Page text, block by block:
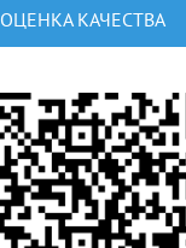
ОЦЕНКА КАЧЕСТВА